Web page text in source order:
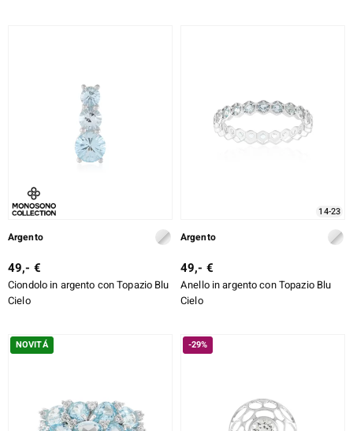
Argento
49,- €
Ciondolo in argento con Topazio Blu
Cielo
14-23
Argento
49,- €
Anello in argento con Topazio Blu
Cielo
NOVITÁ -29%